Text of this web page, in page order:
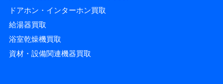
ドアホン・インターホン買取
給湯器買取
浴室乾燥機買取
資材・設備関連機器買取